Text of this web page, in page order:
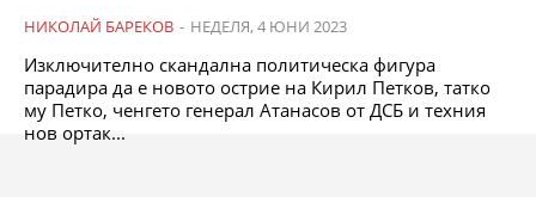
НИКОЛАЙ БАРЕКОВ - НЕДЕЛЯ, 4 ЮНИ 2023
Изключително скандална политическа фигура
парадира да е новото острие на Кирил Петков, татко
му Петко, ченгето генерал Атанасов от ДСБ и техния
нов ортак...